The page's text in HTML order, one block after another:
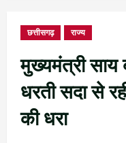
छत्तीसगढ़ राज्य
मुख्यमंत्री साय
धरती सदा से
की धरा